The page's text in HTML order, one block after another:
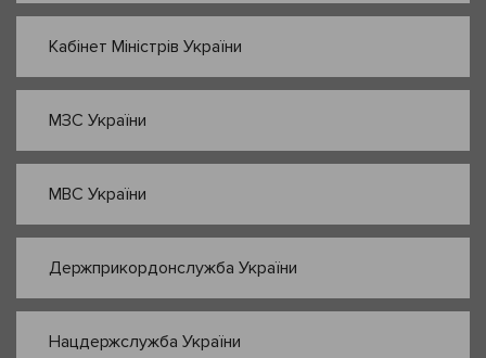
Кабінет Міністрів України
МЗС України
МВС України
Держприкордонслужба України
Нацдержслужба України